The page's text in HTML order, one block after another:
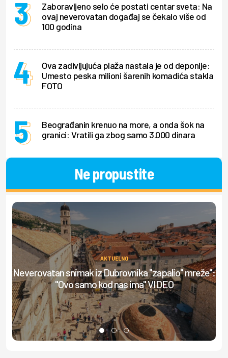
Zaboravljeno selo će postati centar sveta: Na
ovaj neverovatan događaj se čekalo više od
100 godina
Ova zadivljujuća plaža nastala je od deponije:
Umesto peska milioni šarenih komadića stakla
FOTO
Beograđanin krenuo na more, a onda šok na
granici: Vratili ga zbog samo 3.000 dinara
Ne propustite
AKTUELNO
Neverovatan snimak iz Dubrovnika "zapalio" mreže":
"Ovo samo kod nas ima" VIDEO